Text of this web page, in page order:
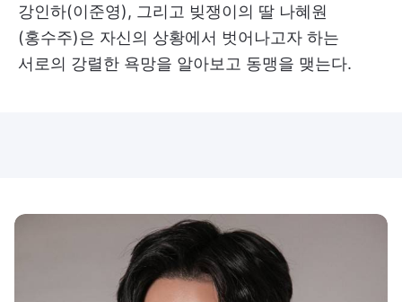
강인하(이준영), 그리고 빚쟁이의 딸 나혜원
(홍수주)은 자신의 상황에서 벗어나고자 하는
서로의 강렬한 욕망을 알아보고 동맹을 맺는다.